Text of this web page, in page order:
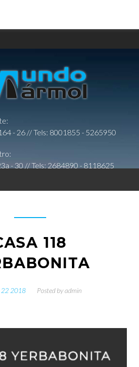
- 26 // Tels: 8001855 - 5265950
- 30 // Tels: 2684890 - 8118625
118
22 2018 Posted byadmin